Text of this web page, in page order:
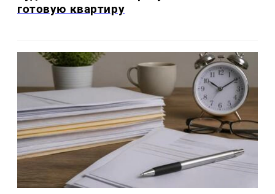
готовую квартиру